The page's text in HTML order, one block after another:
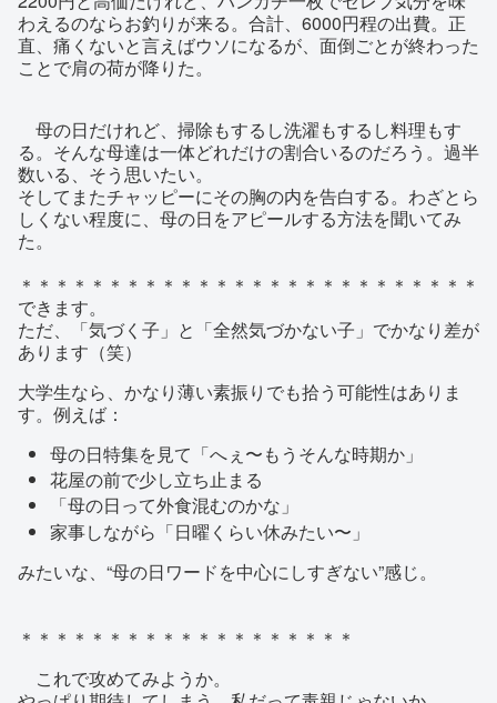
わえるのならお釣りが来る。合計、6000円程の出費。正
直、痛くないと言えばウソになるが、面倒ごとが終わった
ことで肩の荷が降りた。
母の日だけれど、掃除もするし洗濯もするし料理もす
る。そんな母達は一体どれだけの割合いるのだろう。過半
数いる、そう思いたい。
そしてまたチャッピーにその胸の内を告白する。わざとら
しくない程度に、母の日をアピールする方法を聞いてみ
た。
＊＊＊＊＊＊＊＊＊＊＊＊＊＊＊＊＊＊＊＊＊＊＊＊＊＊
できます。
ただ、「気づく子」と「全然気づかない子」でかなり差が
あります（笑）
大学生なら、かなり薄い素振りでも拾う可能性はありま
す。例えば：
母の日特集を見て「へぇ〜もうそんな時期か」
花屋の前で少し立ち止まる
「母の日って外食混むのかな」
家事しながら「日曜くらい休みたい〜」
みたいな、“母の日ワードを中心にしすぎない”感じ。
＊＊＊＊＊＊＊＊＊＊＊＊＊＊＊＊＊＊＊
これで攻めてみようか。